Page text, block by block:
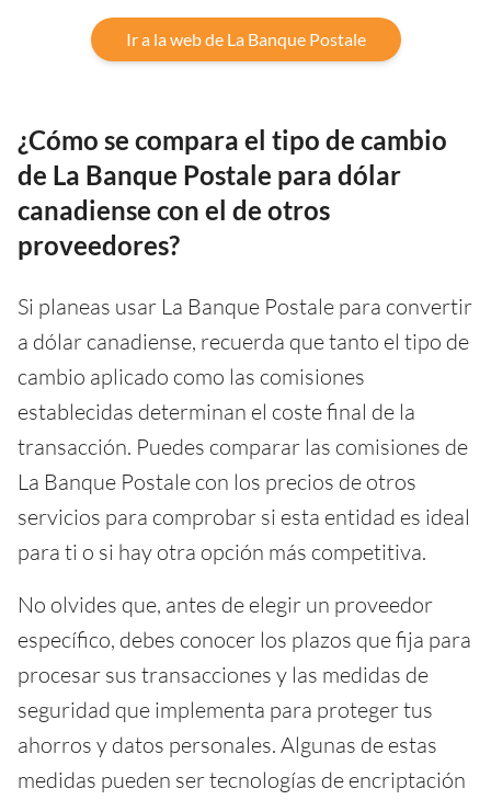
Ir a la web de La Banque Postale
¿Cómo se compara el tipo de cambio
de La Banque Postale para dólar
canadiense con el de otros
proveedores?
Si planeas usar La Banque Postale para convertir
a dólar canadiense, recuerda que tanto el tipo de
cambio aplicado como las comisiones
establecidas determinan el coste final de la
transacción. Puedes comparar las comisiones de
La Banque Postale con los precios de otros
servicios para comprobar si esta entidad es ideal
para ti o si hay otra opción más competitiva.
No olvides que, antes de elegir un proveedor
específico, debes conocer los plazos que fija para
procesar sus transacciones y las medidas de
seguridad que implementa para proteger tus
ahorros y datos personales. Algunas de estas
medidas pueden ser tecnologías de encriptación